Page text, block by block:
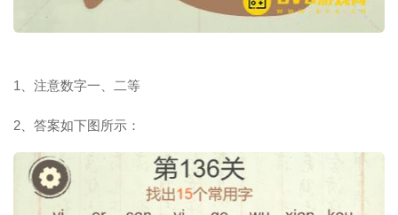
1、注意数字一、二等
2、答案如下图所示：